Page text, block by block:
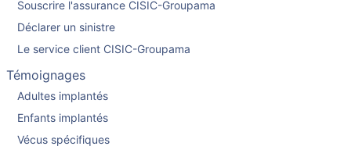
Souscrire l'assurance CISIC-Groupama
Déclarer un sinistre
Le service client CISIC-Groupama
Témoignages
Adultes implantés
Enfants implantés
Vécus spécifiques